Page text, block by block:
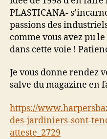
PLASTICANA-
passions des
comme vous avez pu
dans cette voie !
Je vous donne rendez
salve du magazine en
https://
des-jardiniers-sont-
atteste_2729